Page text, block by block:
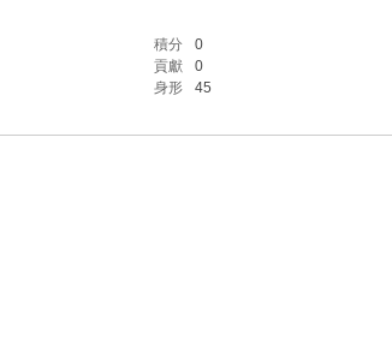
積分 0
貢獻 0
身形 45